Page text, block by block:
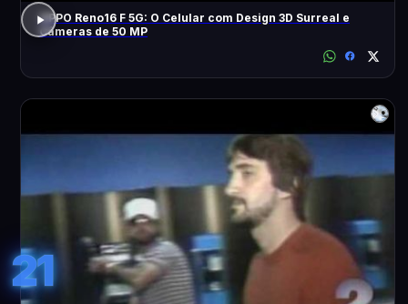
OPPO Reno16 F 5G: O Celular com Design 3D Surreal e
Câmeras de 50 MP
21